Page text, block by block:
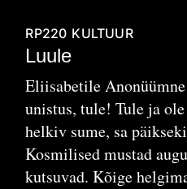
RP220 KULTUUR
Luule
Eliisabetile
unistus, tule! Tule ja
helkiv sume, sa
Kosmilised mustad
kutsuvad. Kõige